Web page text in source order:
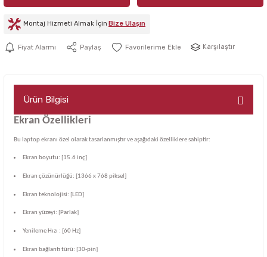
Montaj Hizmeti Almak İçin Bize Ulaşın
Fiyat Alarmı Paylaş Karşılaştır
Ürün Bilgisi
Ekran Özellikleri
Bu laptop ekranı özel olarak tasarlanmıştır ve aşağıdaki özelliklere sahiptir:
Ekran boyutu: [15.6 inç]
Ekran çözünürlüğü: [1366 x 768 piksel]
Ekran teknolojisi: [LED]
Ekran yüzeyi: [Parlak]
Yenileme Hızı : [60 Hz]
Ekran bağlantı türü: [30-pin]